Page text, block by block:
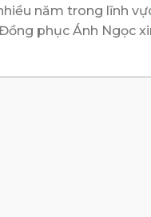
năm trong lĩnh
phục Ánh Ngọc